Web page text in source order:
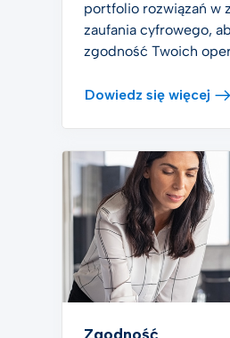
portfolio rozwiązań w
zaufania cyfrowego,
zgodność Twoich
Dowiedz się więcej
Zgodność